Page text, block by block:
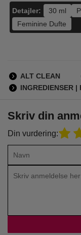
Detajler: 30 ml
Feminine Dufte
ALT CLEAN
INGREDIENSER |
Skriv din
Din vurdering: